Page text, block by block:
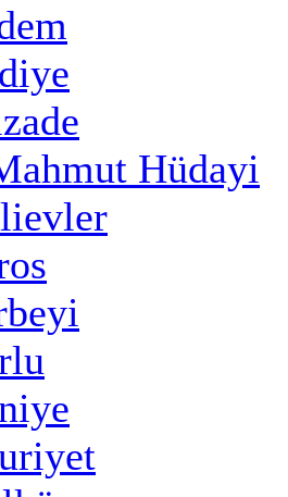
Hüdayi